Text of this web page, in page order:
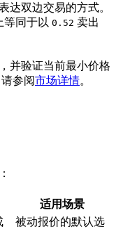
达双边交易的方式。
等同于以 0.52 卖出
并验证当前最小价格
参阅市场详情。
适用场景
被动报价的默认选